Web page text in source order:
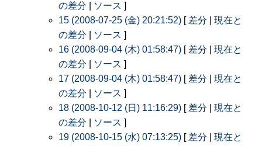
の差分
ソース ]
15 (2008-07-25 (金) 20:21:52) [ 差分
現在と
の差分
ソース ]
16 (2008-09-04 (木) 01:58:47) [ 差分
現在と
の差分
ソース ]
17 (2008-09-04 (木) 01:58:47) [ 差分
現在と
の差分
ソース ]
18 (2008-10-12 (日) 11:16:29) [ 差分
現在と
の差分
ソース ]
19 (2008-10-15 (水) 07:13:25) [ 差分
現在と